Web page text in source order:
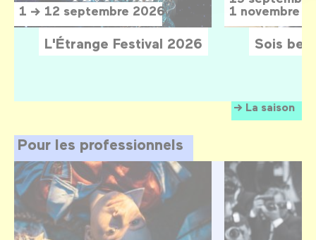
La saison
1 → 12 septembre 2026
L'Étrange Festival 2026
1 novembre
Sois
Pour les professionnels